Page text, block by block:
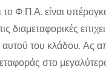
Φ.Π.Α. είναι
διαμεταφορικές
του κλάδου. Ας
στο